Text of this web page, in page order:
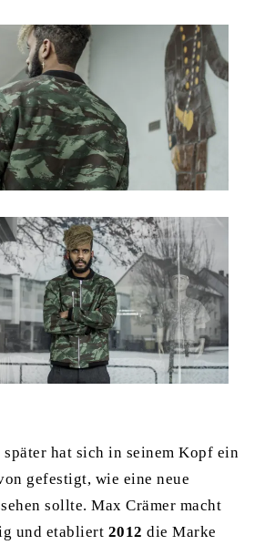
später hat sich in seinem Kopf ein
gefestigt, wie eine neue
sollte. Max Crämer macht
und etabliert 2012 die Marke